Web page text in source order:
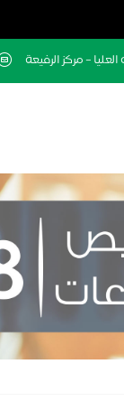
– مركز الرفيعة